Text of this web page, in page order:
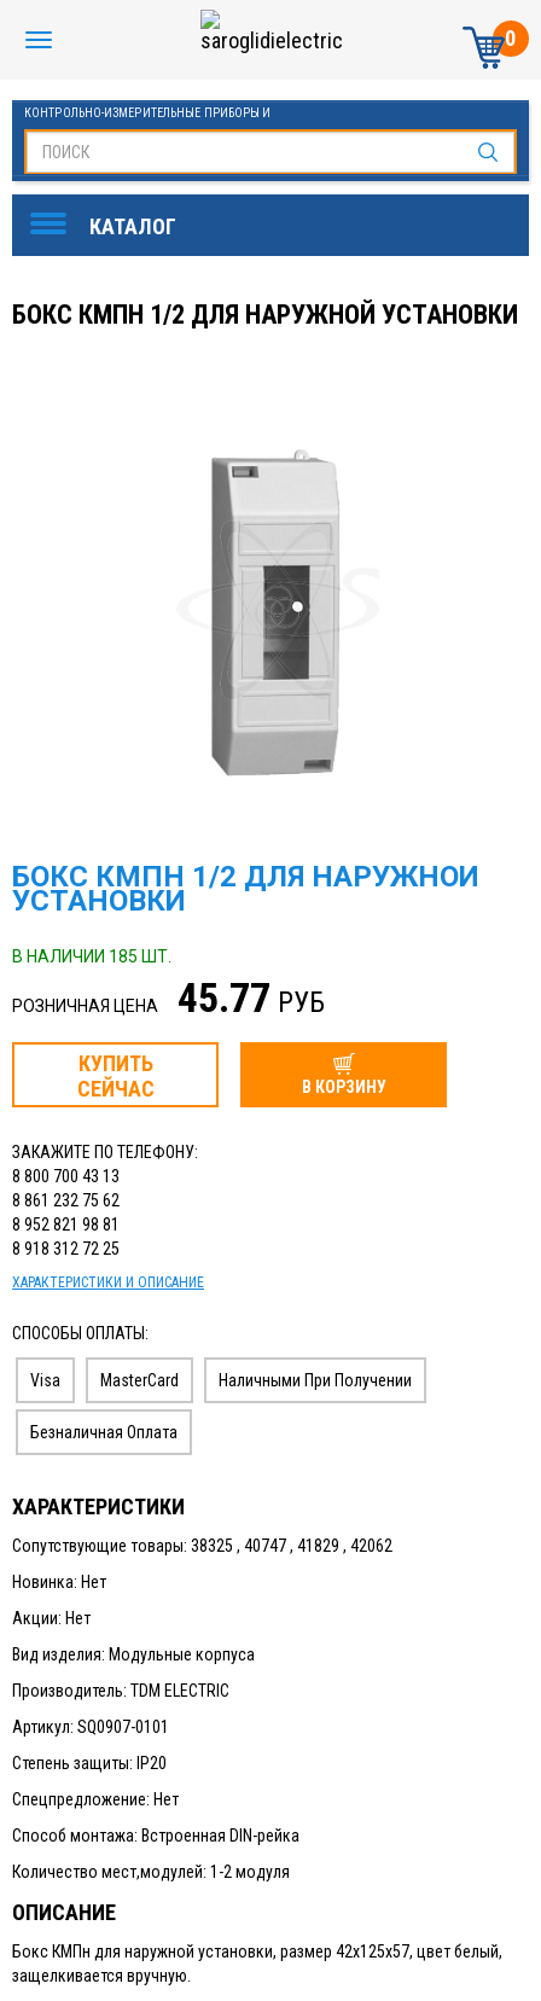
0
КОНТРОЛЬНО-ИЗМЕРИТЕЛЬНЫЕ ПРИБОРЫ И
БОКС КМПН 1/2 ДЛЯ НАРУЖНОЙ УСТАНОВКИ
БОКС КМПН 1/2 ДЛЯ НАРУЖНОЙ
УСТАНОВКИ
В НАЛИЧИИ 185 ШТ.
РОЗНИЧНАЯ ЦЕНА 45.77 РУБ
КУПИТЬ
СЕЙЧАС
В КОРЗИНУ
ЗАКАЖИТЕ ПО ТЕЛЕФОНУ:
8 800 700 43 13
8 861 232 75 62
8 952 821 98 81
8 918 312 72 25
ХАРАКТЕРИСТИКИ И ОПИСАНИЕ
СПОСОБЫ ОПЛАТЫ:
Visa MasterCard Наличными При Получении
Безналичная Оплата
ХАРАКТЕРИСТИКИ
Сопутствующие товары: 38325 , 40747 , 41829 , 42062
Новинка: Нет
Акции: Нет
Вид изделия: Модульные корпуса
Производитель: TDM ELECTRIC
Артикул: SQ0907-0101
Степень защиты: IP20
Спецпредложение: Нет
Способ монтажа: Встроенная DIN-рейка
Количество мест,модулей: 1-2 модуля
ОПИСАНИЕ
Бокс КМПн для наружной установки, размер 42x125x57, цвет белый,
защелкивается вручную.